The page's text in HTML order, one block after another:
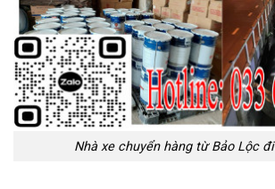
Nhà xe chuyển hàng từ Bảo Lộc